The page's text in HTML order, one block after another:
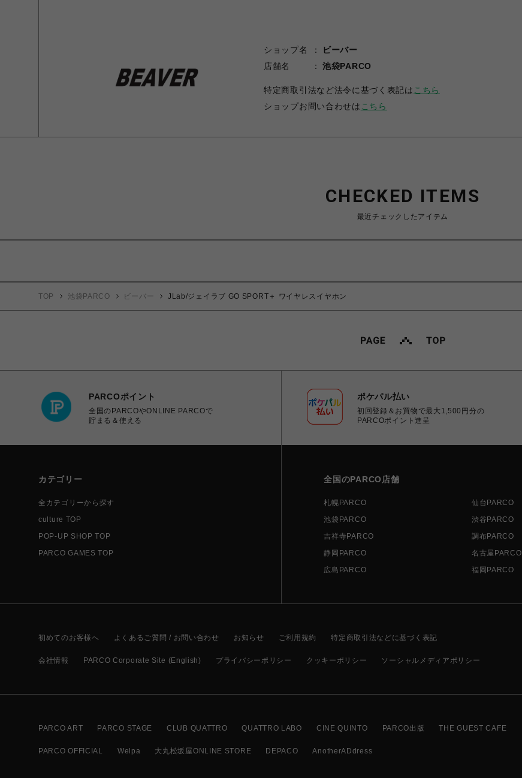
ショップ名
ビーバー
店舗名
池袋PARCO
特定商取引法など法令に基づく表記は こちら
ショップお問い合わせは こちら
CHECKED ITEMS
最近チェックしたアイテム
TOP 池袋PARCO ビーバー JLab/ジェイラブ GO SPORT＋ ワイヤレスイヤホン
PARCOポイント
全国のPARCOやONLINE PARCOで
貯まる＆使える
ポケパル払い
初回登録＆お買物で最大1,500円分の
PARCOポイント進呈
カテゴリー
全カテゴリーから探す
culture TOP
POP-UP SHOP TOP
PARCO GAMES TOP
全国のPARCO店舗
札幌PARCO 仙台PARCO
池袋PARCO
渋谷PARCO
吉祥寺PARCO
調布PARCO
静岡PARCO
名古屋PARCO
広島PARCO
福岡PARCO
初めてのお客様へ よくあるご質問 / お問い合わせ お知らせ ご利用規約 特定商取引法などに基づく表記
会社情報 PARCO Corporate Site (English) プライバシーポリシー クッキーポリシー ソーシャルメディアポリシー
PARCO ART PARCO STAGE CLUB QUATTRO QUATTRO LABO CINE QUINTO PARCO出版 THE GUEST CAFE
PARCO OFFICIAL Welpa 大丸松坂屋ONLINE STORE DEPACO AnotherADdress